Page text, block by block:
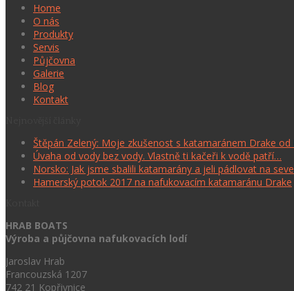
Home
O nás
Produkty
Servis
Půjčovna
Galerie
Blog
Kontakt
Štěpán Zelený: Moje zkušenost s katamaránem Drake od
Úvaha od vody bez vody. Vlastně ti kačeři k vodě patří…
Norsko: Jak jsme sbalili katamarány a jeli pádlovat na
Hamerský potok 2017 na nafukovacím katamaránu Drake
HRAB BOATS
Výroba a půjčovna nafukovacích lodí
Jaroslav Hrab
Francouzská 1207
742 21 Kopřivnice